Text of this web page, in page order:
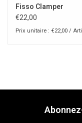
Fisso Clamper
€22,00
Prix unitaire : €22,00 /